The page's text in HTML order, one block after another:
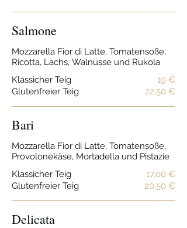
Salmone
Mozzarella Fior di Latte, Tomatensoße,
Ricotta, Lachs, Walnüsse und Rukola
Klassicher Teig
19 €
Glutenfreier Teig
22,50 €
Bari
Mozzarella Fior di Latte, Tomatensoße,
Provolonekäse, Mortadella und Pistazie
Klassicher Teig
17,00 €
Glutenfreier Teig
20,50 €
Delicata